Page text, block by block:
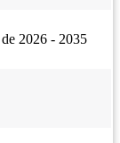
2026 - 2035